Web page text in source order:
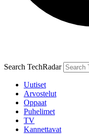
Search TechRadar
Uutiset
Arvostelut
Oppaat
Puhelimet
TV
Kannettavat